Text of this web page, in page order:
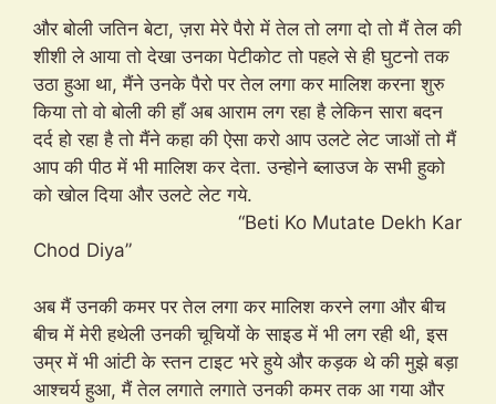
और बोली जतिन बेटा, ज़रा मेरे पैरो में तेल तो लगा दो तो मैं तेल की
शीशी ले आया तो देखा उनका पेटीकोट तो पहले से ही घुटनो तक
उठा हुआ था, मैंने उनके पैरो पर तेल लगा कर मालिश करना शुरु
किया तो वो बोली की हाँ अब आराम लग रहा है लेकिन सारा बदन
दर्द हो रहा है तो मैंने कहा की ऐसा करो आप उलटे लेट जाओं तो मैं
आप की पीठ में भी मालिश कर देता. उन्होने ब्लाउज के सभी हुको
को खोल दिया और उलटे लेट गये.
“Beti Ko Mutate Dekh Kar
Chod Diya”
अब मैं उनकी कमर पर तेल लगा कर मालिश करने लगा और बीच
बीच में मेरी हथेली उनकी चूचियों के साइड में भी लग रही थी, इस
उम्र में भी आंटी के स्तन टाइट भरे हुये और कड़क थे की मुझे बड़ा
आश्चर्य हुआ, मैं तेल लगाते लगाते उनकी कमर तक आ गया और